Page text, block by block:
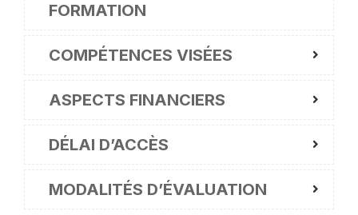
FORMATION
COMPÉTENCES VISÉES
ASPECTS FINANCIERS
DÉLAI D’ACCÈS
MODALITÉS D’ÉVALUATION